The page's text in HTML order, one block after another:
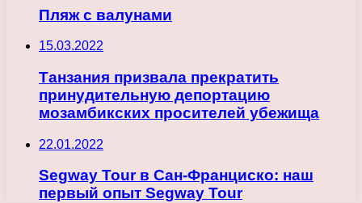
Пляж с валунами
15.03.2022
Танзания призвала прекратить
принудительную депортацию
мозамбикских просителей убежища
22.01.2022
Segway Tour в Сан-Франциско: наш
первый опыт Segway Tour